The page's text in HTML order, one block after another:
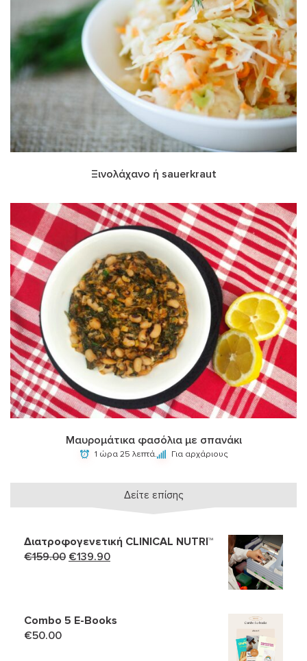
Ξινολάχανο ή sauerkraut
Μαυρομάτικα φασόλια με σπανάκι
1 ώρα 25 λεπτά. Για αρχάριους
Δείτε επίσης
Διατροφογενετική CLINICAL NUTRI™
€159.00 Original
€139.90Η
€139.90.
Combo 5 Ε-Books
€50.00